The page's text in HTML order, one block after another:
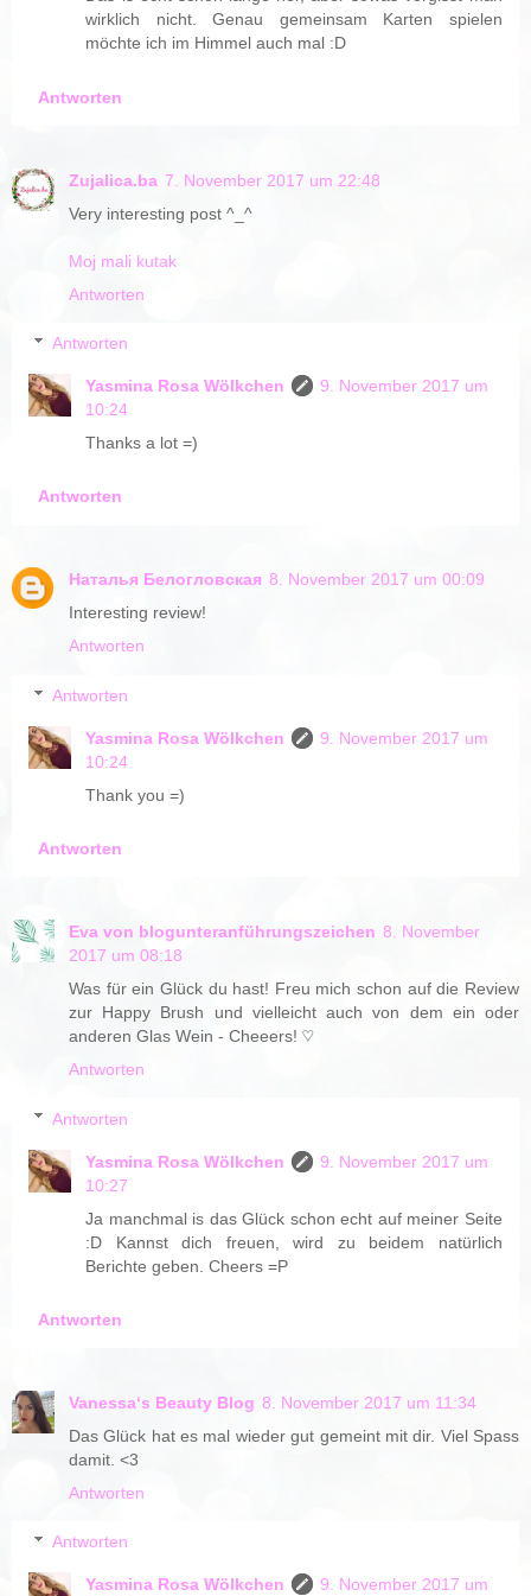
wirklich nicht. Genau gemeinsam Karten spielen
möchte ich im Himmel auch mal :D
Antworten
Zujalica.ba 7. November 2017 um 22:48
Very interesting post ^_^
Moj mali kutak
Antworten
Antworten
Yasmina Rosa Wölkchen
9. November 2017 um
10:24
Thanks a lot =)
Antworten
Наталья Белогловская 8. November 2017 um 00:09
Interesting review!
Antworten
Antworten
Yasmina Rosa Wölkchen
9. November 2017 um
10:24
Thank you =)
Antworten
Eva von blogunteranführungszeichen 8. November
2017 um 08:18
Was für ein Glück du hast! Freu mich schon auf die Review
zur Happy Brush und vielleicht auch von dem ein oder
anderen Glas Wein - Cheeers! ♡
Antworten
Antworten
Yasmina Rosa Wölkchen
9. November 2017 um
10:27
Ja manchmal is das Glück schon echt auf meiner Seite
:D Kannst dich freuen, wird zu beidem natürlich
Berichte geben. Cheers =P
Antworten
Vanessa‘s Beauty Blog 8. November 2017 um 11:34
Das Glück hat es mal wieder gut gemeint mit dir. Viel Spass
damit. <3
Antworten
Antworten
Yasmina Rosa Wölkchen
9. November 2017 um